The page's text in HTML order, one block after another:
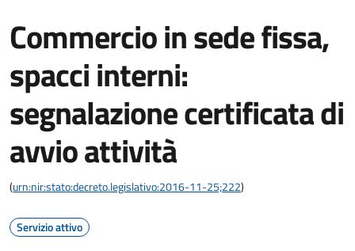
Commercio in sede fissa,
spacci interni:
segnalazione certificata di
avvio attività
(urn:nir:stato:decreto.legislativo:2016-11-25;222)
Servizio attivo